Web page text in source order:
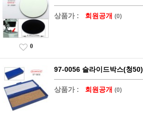
상품가 : 회원공개 (0)
0
97-0056 슬라이드박스(청50)
상품가 : 회원공개 (0)